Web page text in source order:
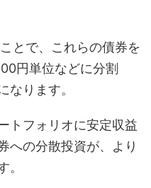
とで、これらの債券を
円単位などに分割
なります。
トフォリオに安定収益
への分散投資が、より
。